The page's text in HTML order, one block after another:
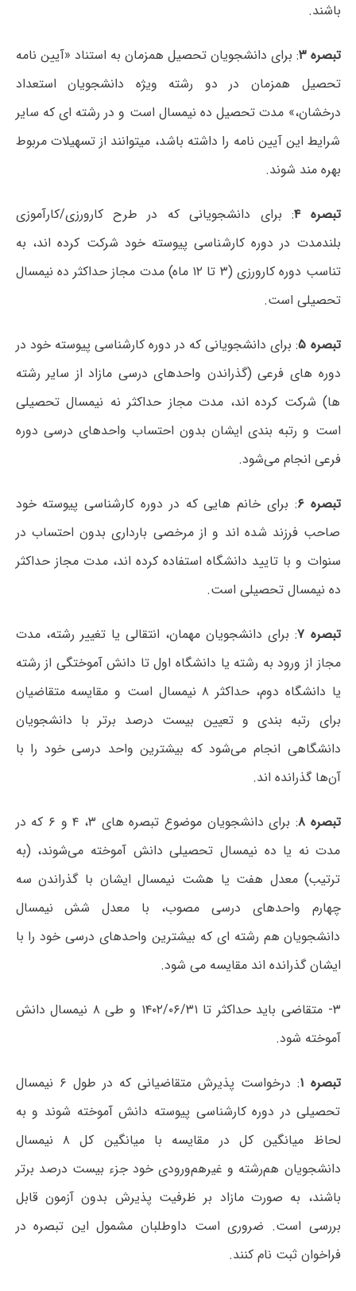
باشند.
تبصره ۳ : برای دانشجویان تحصیل همزمان به استناد «آیین نامه
تحصیل همزمان در دو رشته ویژه دانشجویان استعداد
درخشان،» مدت تحصیل ده نیمسال است و در رشته ای که سایر
شرایط این آیین نامه را داشته باشد، میتوانند از تسهیلات مربوط
بهره مند شوند.
تبصره ۴ : برای دانشجویانی که در طرح کارورزی/کارآموزی
بلندمدت در دوره کارشناسی پیوسته خود شرکت کرده اند، به
تناسب دوره کارورزی (۳ تا ۱۲ ماه) مدت مجاز حداکثر ده نیمسال
تحصیلی است.
تبصره ۵
: برای دانشجویانی که در دوره کارشناسی پیوسته خود در
دوره های فرعی (گذراندن واحدهای درسی مازاد از سایر رشته
ها) شرکت کرده اند، مدت مجاز حداکثر نه نیمسال تحصیلی
است و رتبه بندی ایشان بدون احتساب واحدهای درسی دوره
فرعی انجام می‌شود.
تبصره ۶ : برای خانم هایی که در دوره کارشناسی پیوسته خود
صاحب فرزند شده اند و از مرخصی بارداری بدون احتساب در
سنوات و با تایید دانشگاه استفاده کرده اند، مدت مجاز حداکثر
ده نیمسال تحصیلی است.
تبصره ۷
: برای دانشجویان مهمان، انتقالی یا تغییر رشته، مدت
مجاز از ورود به رشته یا دانشگاه اول تا دانش آموختگی از رشته
یا دانشگاه دوم، حداکثر ۸ نیمسال است و مقایسه متقاضیان
برای رتبه بندی و تعیین بیست درصد برتر با دانشجویان
دانشگاهی انجام می‌شود که بیشترین واحد درسی خود را با
آن‌ها گذرانده اند.
تبصره ۸
: برای دانشجویان موضوع تبصره های ۳، ۴ و ۶ که در
مدت نه یا ده نیمسال تحصیلی دانش آموخته می‌شوند، (به
ترتیب) معدل هفت یا هشت نیمسال ایشان با گذراندن سه
چهارم واحدهای درسی مصوب، با معدل شش نیمسال
دانشجویان هم رشته ای که بیشترین واحدهای درسی خود را با
ایشان گذرانده اند مقایسه می شود.
۳- متقاضی باید حداکثر تا ۱۴۰۲/۰۶/۳۱ و طی ۸ نیمسال دانش
آموخته شود.
تبصره ۱
: درخواست پذیرش متقاضیانی که در طول ۶ نیمسال
تحصیلی در دوره کارشناسی پیوسته دانش آموخته شوند و به
لحاظ میانگین کل در مقایسه با میانگین کل ۸ نیمسال
دانشجویان هم‌رشته و غیرهم‌ورودی خود جزء بیست درصد برتر
باشند، به صورت مازاد بر ظرفیت پذیرش بدون آزمون قابل
بررسی است. ضروری است داوطلبان مشمول این تبصره در
فراخوان ثبت نام کنند.